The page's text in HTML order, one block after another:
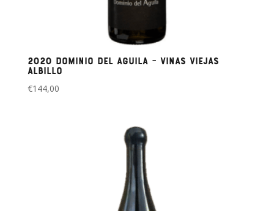
2020 Dominio del Aguila – Vinas Viejas
Albillo
€144,00